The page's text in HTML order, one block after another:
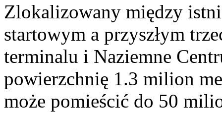
Zlokalizowany między
startowym a przyszłym
terminalu i Naziemne
powierzchnię 1.3 milion
może pomieścić do 50